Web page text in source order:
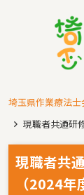
埼玉県作業療法士
現職者共通研
現職者共
（2024年